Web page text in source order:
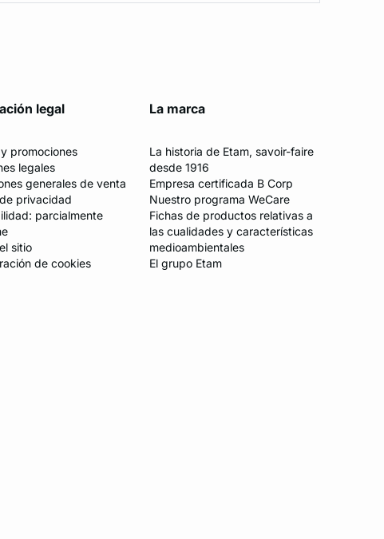
legal
promociones
legales
generales de venta
privacidad
parcialmente
sitio
de cookies
La marca
La historia de Etam, savoir-faire
desde 1916
Empresa certificada B Corp
Nuestro programa WeCare
Fichas de productos relativas a
las cualidades y características
medioambientales
El grupo Etam